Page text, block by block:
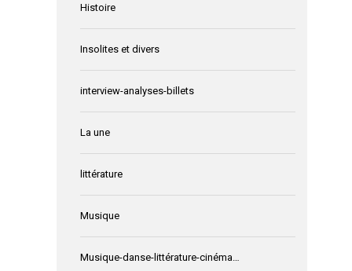
Histoire
Insolites et divers
interview-analyses-billets
La une
littérature
Musique
Musique-danse-littérature-cinéma…